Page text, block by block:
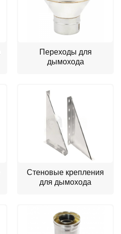
Переходы для
дымохода
Стеновые крепления
для дымохода